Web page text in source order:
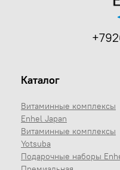
Каталог
Витаминные комплексы
Enhel Japan
Витаминные комплексы
Yotsuba
Подарочные наборы